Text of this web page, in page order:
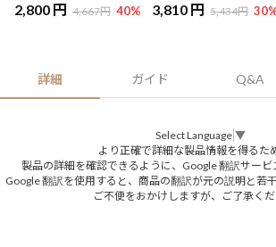
2,800 円 4,667円 40% 3,810 円 5,434円 30
詳細 ガイド Q&A
Select Language ▼
より正確で詳細な製品情報を得るた
製品の詳細を確認できるように、Google 翻訳サービ
Google 翻訳を使用すると、商品の翻訳が元の説明と若
ご不便をおかけしますが、ご了承くだ